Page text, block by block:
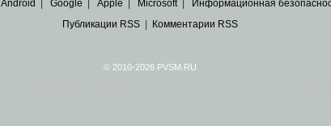
Android Google Apple Microsoft| Информационная
Публикации RSS| Комментарии RSS
© 2010-2026 PVSM.RU